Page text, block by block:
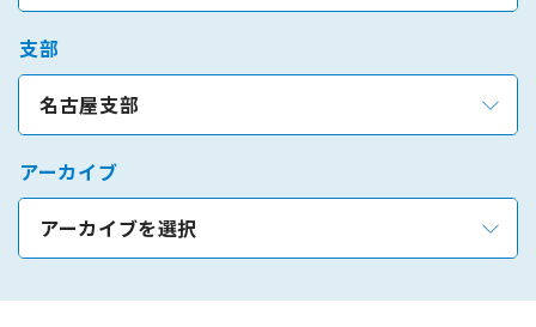
支部
名古屋支部
アーカイブ
アーカイブを選択